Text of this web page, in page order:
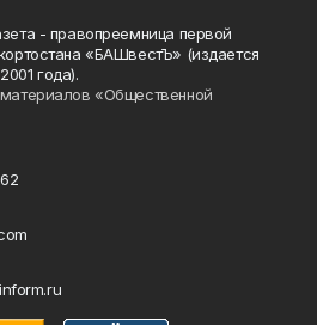
- правопреемница первой
«БАШвестЪ» (издается
года).
«Общественной